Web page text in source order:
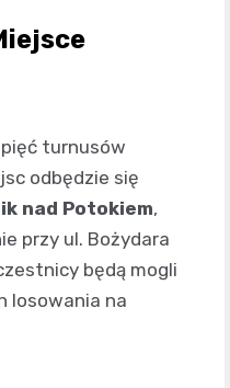
turnusów
odbędzie się
nad Potokiem,
przy ul. Bożydara
będą mogli
losowania na